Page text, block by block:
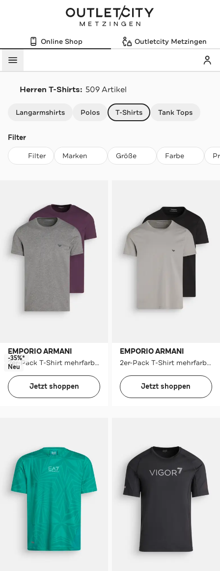
Online Shop Outletcity Metzingen
Menü
Herren T-Shirts: 509 Artikel
Langarmshirts Polos T-Shirts Tank Tops
Filter
Filter Marken Größe Farbe
EMPORIO ARMANI
2er-Pack T-Shirt mehrfarbig
-35%*
Neu
Jetzt shoppen
EMPORIO ARMANI
2er-Pack T-Shirt mehrfarbig
Jetzt shoppen